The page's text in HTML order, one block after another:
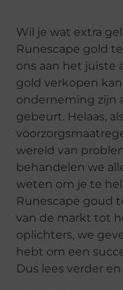
Wil je wat extra
Runescape gold
ons aan het juiste
gold verkopen
onderneming zijn
gebeurt. Helaas,
wereld van
behandelen we
weten om je te
Runescape goud
van de markt tot
oplichters, we
hebt om een
Dus lees verder